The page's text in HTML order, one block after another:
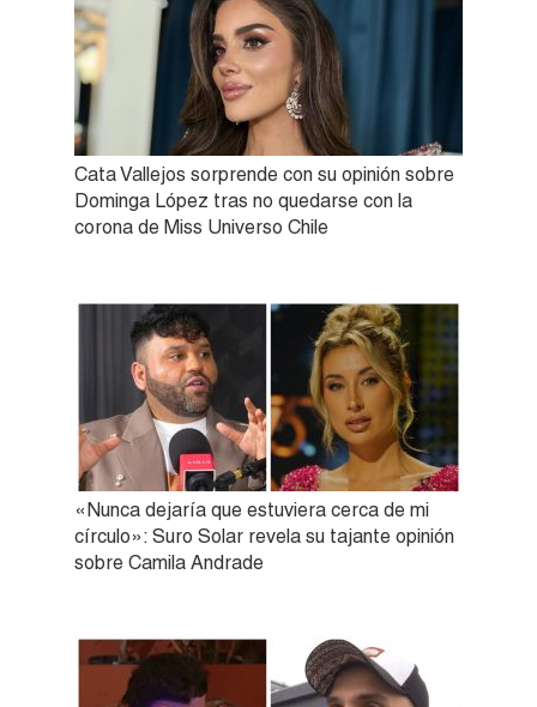
Cata Vallejos sorprende con su opinión sobre
Dominga López tras no quedarse con la
corona de Miss Universo Chile
«Nunca dejaría que estuviera cerca de mi
círculo»: Suro Solar revela su tajante opinión
sobre Camila Andrade